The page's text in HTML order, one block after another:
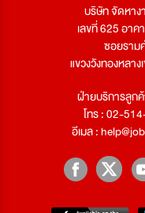
บริษัท จัดหาง
เลขที่ 625 อา
ซอยราม
แขวงวังทองหลา
ฝ่ายบริการลูก
โทร : 02-
อีเมล :